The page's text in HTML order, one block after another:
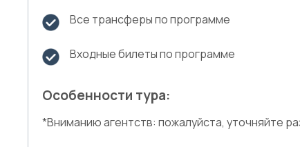
Все трансферы по программе
Входные билеты по программе
Особенности тура:
*Вниманию агентств: пожалуйста, уточняйте